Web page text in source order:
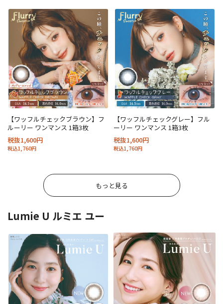
【ワッフルチェックブラウン】フ
ルーリー ワンマンス 1箱3枚
税抜1,600円
税込1,760円
【ワッフルチェックグレー】フル
ーリー ワンマンス 1箱3枚
税抜1,600円
税込1,760円
もっと見る
Lumie U ルミエ ユー